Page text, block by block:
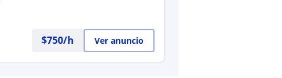
$750/h Ver anuncio